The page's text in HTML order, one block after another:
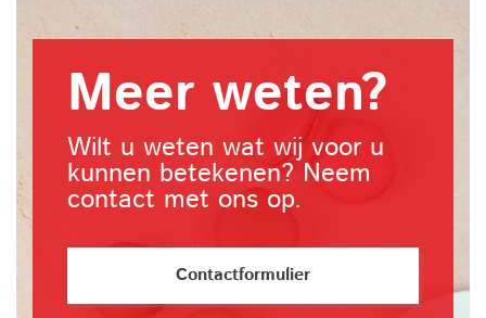
Meer weten?
Wilt u weten wat wij voor u
kunnen betekenen? Neem
contact met ons op.
Contactformulier